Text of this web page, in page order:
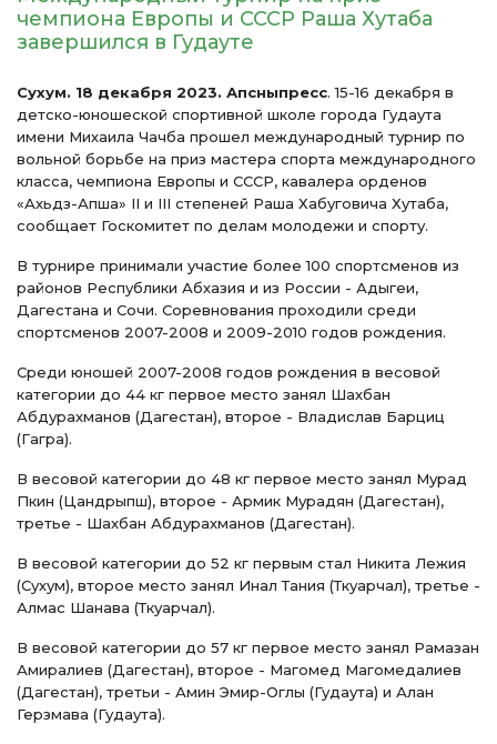
чемпиона Европы и СССР Раша Хутаба
завершился в Гудауте
Сухум. 18 декабря 2023. Апсныпресс. 15-16 декабря в
детско-юношеской спортивной школе города Гудаута
имени Михаила Чачба прошел международный турнир по
вольной борьбе на приз мастера спорта международного
класса, чемпиона Европы и СССР, кавалера орденов
«Ахьдз-Апша» II и III степеней Раша Хабуговича Хутаба,
сообщает Госкомитет по делам молодежи и спорту.
В турнире принимали участие более 100 спортсменов из
районов Республики Абхазия и из России - Адыгеи,
Дагестана и Сочи. Соревнования проходили среди
спортсменов 2007-2008 и 2009-2010 годов рождения.
Среди юношей 2007-2008 годов рождения в весовой
категории до 44 кг первое место занял Шахбан
Абдурахманов (Дагестан), второе - Владислав Барциц
(Гагра).
В весовой категории до 48 кг первое место занял Мурад
Пкин (Цандрыпш), второе - Армик Мурадян (Дагестан),
третье - Шахбан Абдурахманов (Дагестан).
В весовой категории до 52 кг первым стал Никита Лежия
(Сухум), второе место занял Инал Тания (Ткуарчал), третье -
Алмас Шанава (Ткуарчал).
В весовой категории до 57 кг первое место занял Рамазан
Амиралиев (Дагестан), второе - Магомед Магомедалиев
(Дагестан), третьи - Амин Эмир-Оглы (Гудаута) и Алан
Герзмава (Гудаута).